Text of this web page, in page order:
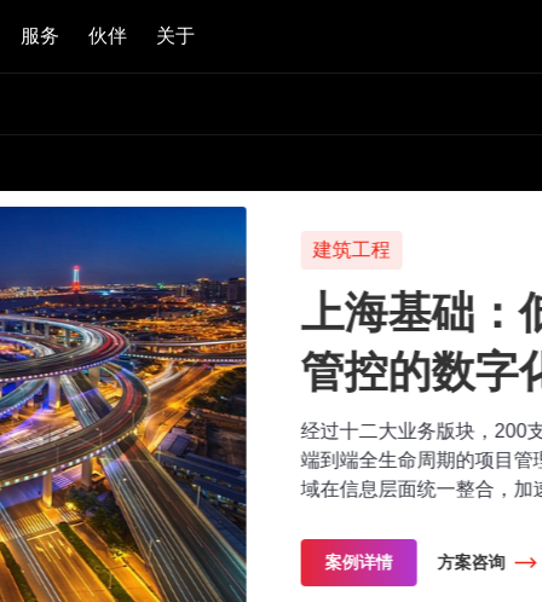
服务 伙伴 关于
建筑工程
上海基础：
管控的数字化
经过十二大业务版块，200支核
端到端全生命周期的项目管理构
域在信息层面统一整合，加速实
案例详情 方案咨询